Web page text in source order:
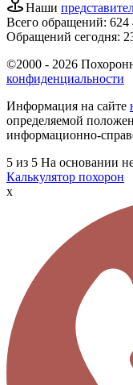
Наши
Всего обращений: 624
Обращений сегодня:
©2000 - 2026
конфиденциальности
Информация на сайте
определяемой
информационно-
5 из 5 На основании
Калькулятор похорон
x